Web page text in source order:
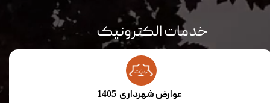
عوارض شهرداری1405